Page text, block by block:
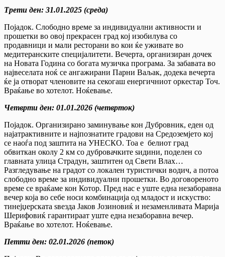
Трети ден: 31.01.2025 (среда)
Појадок. Слободно време за индивидуални активности и
прошетки во овој прекрасен град кој изобилува со
продавници и мали ресторани во кои ќе уживате во
медитеранските специјалитети. Вечерта, организиран дочек
на Новата Година со богата музичка програма. За забавата во
највеселата ноќ се ангажирани Парни Ваљак, додека вечерта
ќе ја отворат членовите на секогаш енергичниот оркестар Точ.
Враќање во хотелот. Ноќевање.
Четврти ден: 01.01.2026 (четврток)
Појадок. Организирано заминување кон Дубровник, еден од
најатрактивните и најпознатите градови на Средоземјето кој
се наоѓа под заштита на УНЕСКО. Тоа е белиот град
обвиткан околу 2 км со дубровачките ѕидини, поделен со
главната улица Страдун, заштитен од Свети Влах…
Разгледување на градот со локален туристички водич, а потоа
слободно време за индивидуални прошетки. Во договореното
време се враќаме кон Котор. Пред нас е уште една незаборавна
вечер која во себе носи комбинација од младост и искуство:
тинејџерската ѕвезда Јаков Јозиновиќ и незаменливата Марија
Шерифовиќ гарантираат уште една незаборавна вечер.
Враќање во хотелот. Ноќевање.
Петти ден: 02.01.2026 (петок)